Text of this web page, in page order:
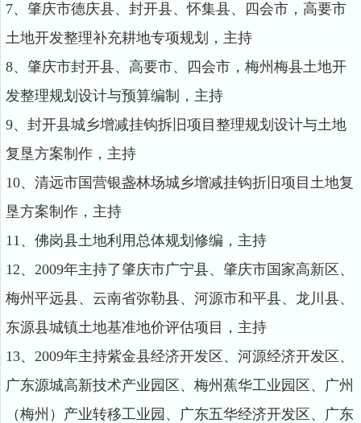
7、肇庆市德庆县、封开县、怀集县、四会市，高要市
土地开发整理补充耕地专项规划，主持
8、肇庆市封开县、高要市、四会市，梅州梅县土地开
发整理规划设计与预算编制，主持
9、封开县城乡增减挂钩拆旧项目整理规划设计与土地
复垦方案制作，主持
10、清远市国营银盏林场城乡增减挂钩折旧项目土地复
垦方案制作，主持
11、佛岗县土地利用总体规划修编，主持
12、2009年主持了肇庆市广宁县、肇庆市国家高新区、
梅州平远县、云南省弥勒县、河源市和平县、龙川县、
东源县城镇土地基准地价评估项目，主持
13、2009年主持紫金县经济开发区、河源经济开发区、
广东源城高新技术产业园区、梅州蕉华工业园区、广州
（梅州）产业转移工业园、广东五华经济开发区、广东